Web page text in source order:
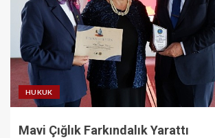
HUKUK
Mavi Çığlık Farkındalık Yarattı